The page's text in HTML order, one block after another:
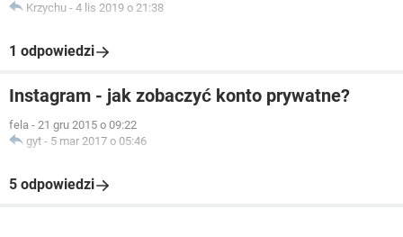
Krzychu - 4 lis 2019 o 21:38
1 odpowiedzi
Instagram - jak zobaczyć konto prywatne?
fela - 21 gru 2015 o 09:22
gyt - 5 mar 2017 o 05:46
5 odpowiedzi